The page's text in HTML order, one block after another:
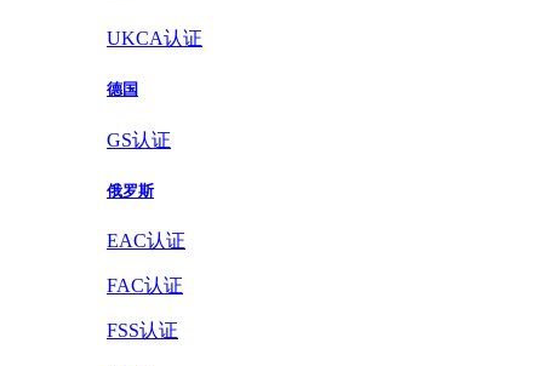
UKCA认证
德国
GS认证
俄罗斯
EAC认证
FAC认证
FSS认证